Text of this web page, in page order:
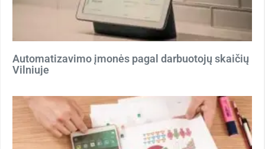
Automatizavimo įmonės pagal darbuotojų skaičių
Vilniuje